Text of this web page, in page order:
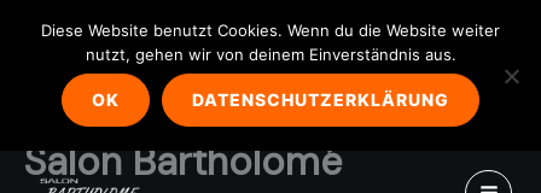
Warning: Undefined property: WP_Error::$term_id in
/var/www/s4web198/apps/webseite2/wp-
content/plugins/surecart/app/helpers/collection-helpers.php
Zum
InhaltSalon Bartholomé
Diese Website benutzt Cookies. Wenn du die Website weiter
nutzt, gehen wir von deinem Einverständnis aus.
OK DATENSCHUTZERKLÄRUNG